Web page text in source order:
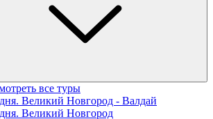
все туры
Великий Новгород - Валдай
Великий Новгород